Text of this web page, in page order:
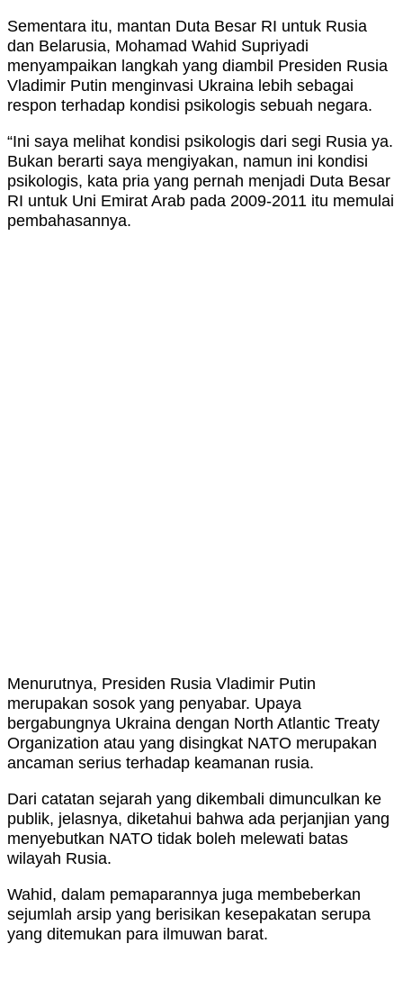
Sementara itu, mantan Duta Besar RI untuk Rusia
dan Belarusia, Mohamad Wahid Supriyadi
menyampaikan langkah yang diambil Presiden Rusia
Vladimir Putin menginvasi Ukraina lebih sebagai
respon terhadap kondisi psikologis sebuah negara.
“Ini saya melihat kondisi psikologis dari segi Rusia ya.
Bukan berarti saya mengiyakan, namun ini kondisi
psikologis, kata pria yang pernah menjadi Duta Besar
RI untuk Uni Emirat Arab pada 2009-2011 itu memulai
pembahasannya.
Menurutnya, Presiden Rusia Vladimir Putin
merupakan sosok yang penyabar. Upaya
bergabungnya Ukraina dengan North Atlantic Treaty
Organization atau yang disingkat NATO merupakan
ancaman serius terhadap keamanan rusia.
Dari catatan sejarah yang dikembali dimunculkan ke
publik, jelasnya, diketahui bahwa ada perjanjian yang
menyebutkan NATO tidak boleh melewati batas
wilayah Rusia.
Wahid, dalam pemaparannya juga membeberkan
sejumlah arsip yang berisikan kesepakatan serupa
yang ditemukan para ilmuwan barat.